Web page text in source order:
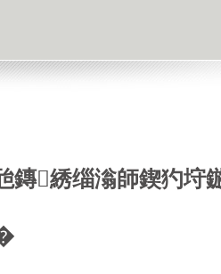
鏄綉缁滃師鍥犳垨